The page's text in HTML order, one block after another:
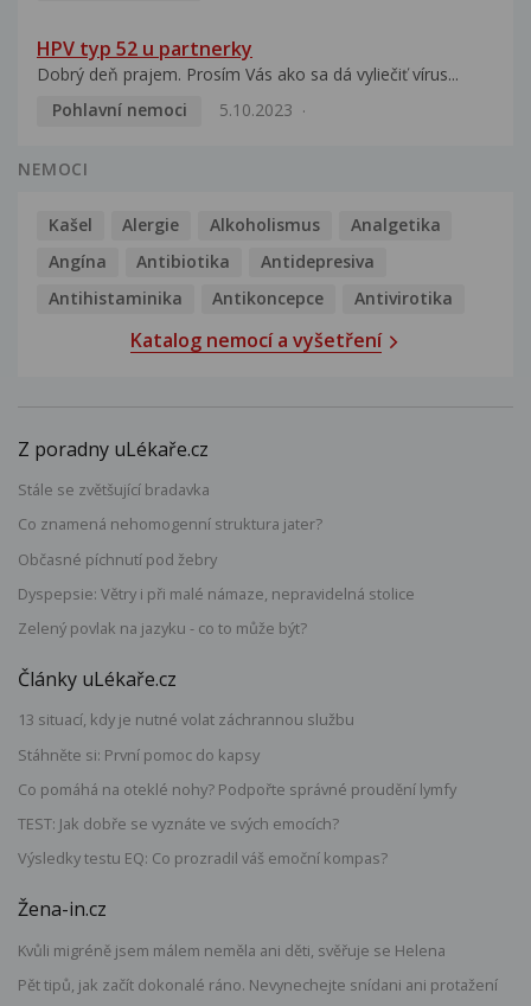
HPV typ 52 u partnerky
Dobrý deň prajem. Prosím Vás ako sa dá vyliečiť vírus...
Pohlavní nemoci
5.10.2023
NEMOCI
Kašel Alergie Alkoholismus
Analgetika
Angína
Antibiotika
Antidepresiva
Antihistaminika
Antikoncepce Antivirotika
Katalog nemocí a vyšetření
Z poradny uLékaře.cz
Stále se zvětšující bradavka
Co znamená nehomogenní struktura jater?
Občasné píchnutí pod žebry
Dyspepsie: Větry i při malé námaze, nepravidelná stolice
Zelený povlak na jazyku - co to může být?
Články uLékaře.cz
13 situací, kdy je nutné volat záchrannou službu
Stáhněte si: První pomoc do kapsy
Co pomáhá na oteklé nohy? Podpořte správné proudění lymfy
TEST: Jak dobře se vyznáte ve svých emocích?
Výsledky testu EQ: Co prozradil váš emoční kompas?
Žena-in.cz
Kvůli migréně jsem málem neměla ani děti, svěřuje se Helena
Pět tipů, jak začít dokonalé ráno. Nevynechejte snídani ani protažení